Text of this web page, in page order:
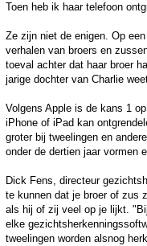
Toen heb ik haar telefoon
Ze zijn niet de enigen. Op
verhalen van broers en
toeval achter dat haar broer
jarige dochter van Charlie
Volgens Apple is de kans 1
iPhone of iPad kan
groter bij tweelingen en
onder de dertien jaar vormen
Dick Fens, directeur
te kunnen dat je broer of zus
als hij of zij veel op je lijkt.
elke
tweelingen worden alsnog